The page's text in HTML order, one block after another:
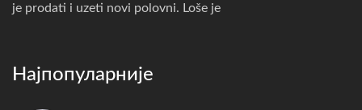
je prodati i uzeti novi polovni. Loše je
Најпопуларније